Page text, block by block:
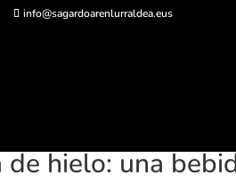
info@sagardoarenlurraldea.eus
de hielo: una